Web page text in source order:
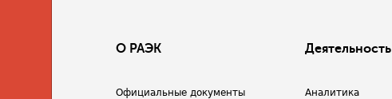
О РАЭК
Официальные документы
Деятельность
Аналитика